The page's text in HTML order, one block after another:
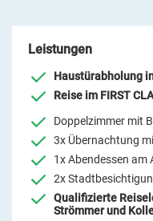
Leistungen
Haustürabholung
Reise im FIRST
Doppelzimmer mit
3x Übernachtung
1x Abendessen am
2x
Qualifizierte
Strömmer und